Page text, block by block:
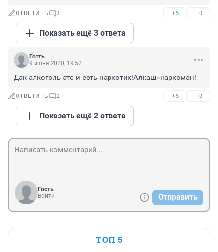
ОТВЕТИТЬ 3 +5 –0
Показать ещё 3 ответа
Гость
9 июня 2020, 19:52
Дак алкоголь это и есть наркотик!Алкаш=наркоман!
ОТВЕТИТЬ 2 +6 –0
Показать ещё 2 ответа
Гость
Войти
Отправить
ТОП 5